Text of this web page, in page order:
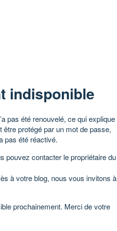
indisponible
pas été renouvelé, ce qui explique
protégé par un mot de passe,
pas été réactivé.
pouvez contacter le propriétaire du
à votre blog, nous vous invitons à
prochainement. Merci de votre